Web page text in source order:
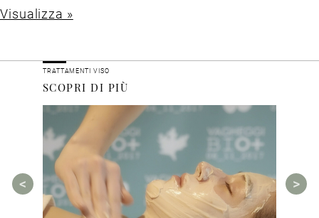
Visualizza »
TRATTAMENTI VISO
SCOPRI DI PIÙ